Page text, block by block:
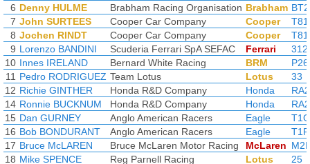
6 Denny HULME Brabham Racing Organisation Brabham
7 John SURTEES Cooper Car Company Cooper
T81
8 Jochen RINDT Cooper Car Company Cooper
T81
9 Lorenzo BANDINI Scuderia Ferrari SpA SEFAC Ferrari
312
10 Innes IRELAND Bernard White Racing BRM
11 Pedro RODRIGUEZ Team Lotus Lotus
33
12 Richie GINTHER Honda R&D Company Honda
14 Ronnie BUCKNUM Honda R&D Company Honda
15 Dan GURNEY Anglo American Racers Eagle
T1G
16 Bob BONDURANT Anglo American Racers Eagle
T1F
17 Bruce McLAREN Bruce McLaren Motor Racing McLaren
18 Mike SPENCE Reg Parnell Racing Lotus
25